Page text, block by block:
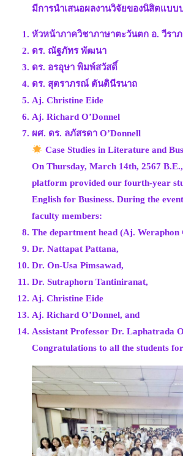
มีการนำเสนอผลงานวิจัยของนิสิตแบ
หัวหน้าภาควิชาภาษาตะวันตก อ. วีรา
ดร. ณัฐภัทร พัฒนา
ดร. อรอุษา พิมพ์สวัสดิ์
ดร. สุตราภรณ์ ตันตินีรนาถ
Aj. Christine Eide
Aj. Richard O’Donnel
ผศ. ดร. ลภัสรดา O’Donnell
Case Studies in Literature and
On Thursday, March 14th, 2567
platform provided our fourth-year
English for Business. During the
faculty members:
The department head (Aj. Weraphon
Dr. Nattapat Pattana,
Dr. On-Usa Pimsawad,
Dr. Sutraphorn Tantiniranat,
Aj. Christine Eide
Aj. Richard O’Donnel, and
Assistant Professor Dr. Laphatrada
Congratulations to all the students